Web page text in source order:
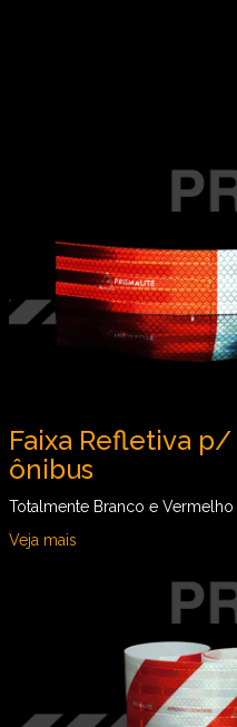
Faixa Refletiva
ônibus
Totalmente Branco e Vermelho
Veja mais